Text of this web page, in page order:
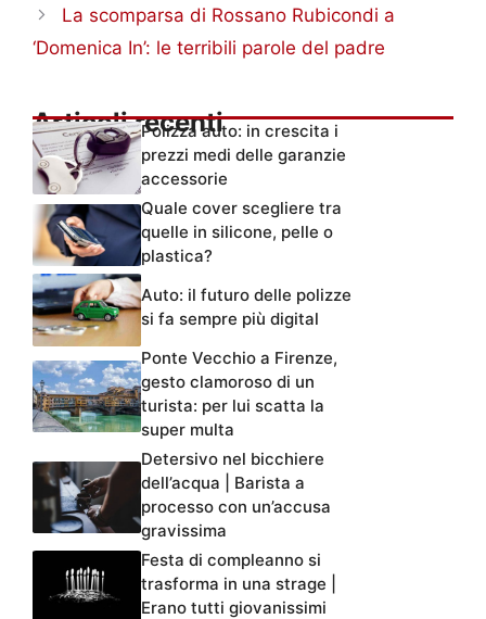
La scomparsa di Rossano Rubicondi a
‘Domenica In’: le terribili parole del padre
Articoli recentiPolizza auto: in crescita i
prezzi medi delle garanzie
accessorie
Quale cover scegliere tra
quelle in silicone, pelle o
plastica?
Auto: il futuro delle polizze
si fa sempre più digital
Ponte Vecchio a Firenze,
gesto clamoroso di un
turista: per lui scatta la
super multa
Detersivo nel bicchiere
dell’acqua | Barista a
processo con un’accusa
gravissima
Festa di compleanno si
trasforma in una strage |
Erano tutti giovanissimi